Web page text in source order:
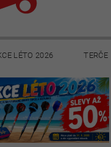
LÉTO 2026 TERČE
VÝPRODEJ
NAPIŠTE NÁM